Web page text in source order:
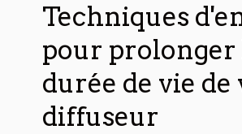
Techniques
pour prolonger
durée de vie de
diffuseur